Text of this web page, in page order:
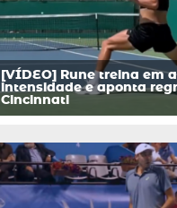
[VÍDEO] Rune treina em
intensidade e aponta
Cincinnati